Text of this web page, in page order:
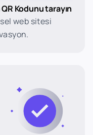
Kodunu tarayın
web sitesi